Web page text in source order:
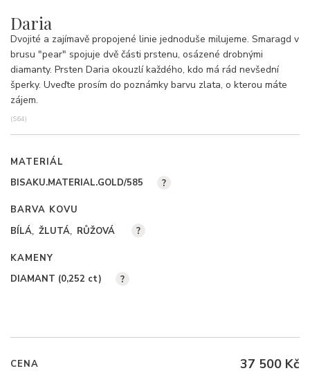
Daria
Dvojité a zajímavě propojené linie jednoduše milujeme. Smaragd v
brusu "pear" spojuje dvě části prstenu, osázené drobnými
diamanty. Prsten Daria okouzlí každého, kdo má rád nevšední
šperky. Uveďte prosím do poznámky barvu zlata, o kterou máte
zájem.
(S64)
MATERIÁL
BISAKU.MATERIAL.GOLD/585
?
BARVA KOVU
BÍLÁ ŽLUTÁ RŮŽOVÁ ?
KAMENY
DIAMANT (0,252 ct) ?
CENA 37 500 Kč